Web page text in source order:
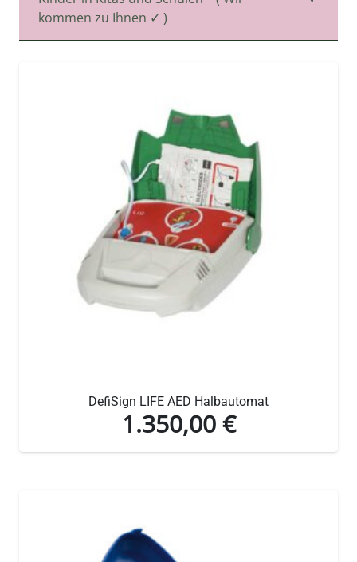
kommen zu Ihnen ✓ )
DefiSign LIFE AED Halbautomat
1.350,00€